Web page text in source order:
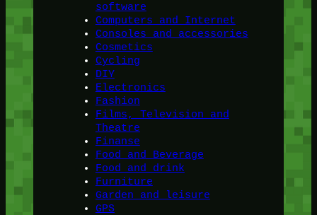
software
Computers and Internet
Consoles and accessories
Cosmetics
Cycling
DIY
Electronics
Fashion
Films, Television and
Theatre
Finanse
Food and Beverage
Food and drink
Furniture
Garden and leisure
GPS